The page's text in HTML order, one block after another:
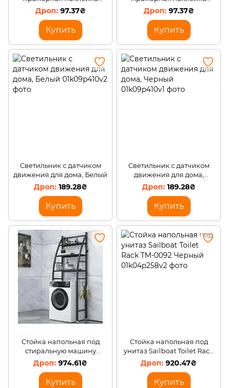
60*200 (Белая) /4409
97.37₴
Купить
60*200 (Черная) /4409
97.37₴
Купить
Светильник с датчиком
движения для дома, Белый
189.28₴
Купить
Светильник с датчиком
движения для дома,
Черный
189.28₴
Купить
Стойка напольная под
стиральную машину
Sailboat Washing Mashine
Rack TM-0093 Черный
974.61₴
Купить
Стойка напольная под
унитаз Sailboat Toilet Rack
TM-0092 Черный
920.47₴
Купить